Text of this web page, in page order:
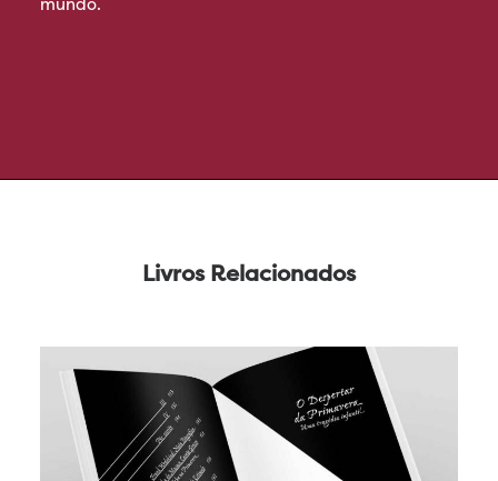
Livros Relacionados